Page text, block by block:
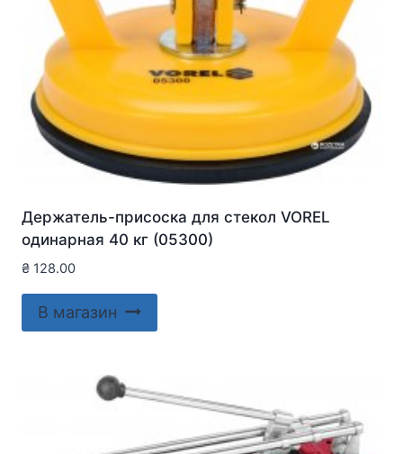
Держатель-присоска для стекол VOREL
одинарная 40 кг (05300)
₴ 128.00
В магазин